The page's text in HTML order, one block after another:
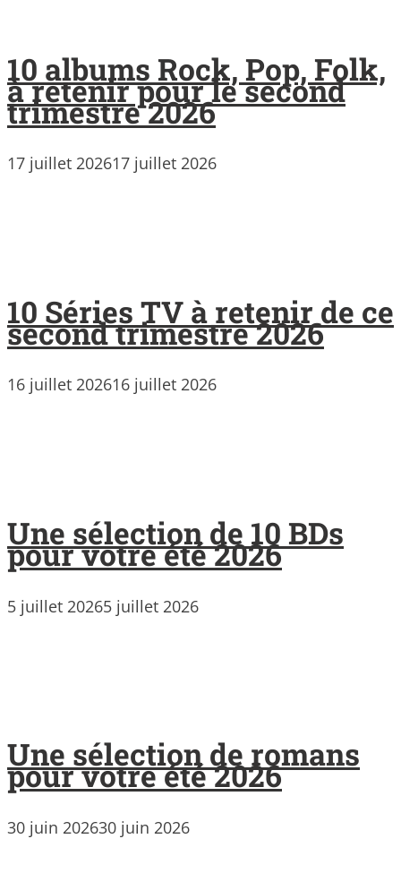
10 albums Rock, Pop, Folk,
à retenir pour le second
trimestre 2026
17 juillet 202617 juillet 2026
10 Séries TV à retenir de ce
second trimestre 2026
16 juillet 202616 juillet 2026
Une sélection de 10 BDs
pour votre été 2026
5 juillet 20265 juillet 2026
Une sélection de romans
pour votre été 2026
30 juin 202630 juin 2026